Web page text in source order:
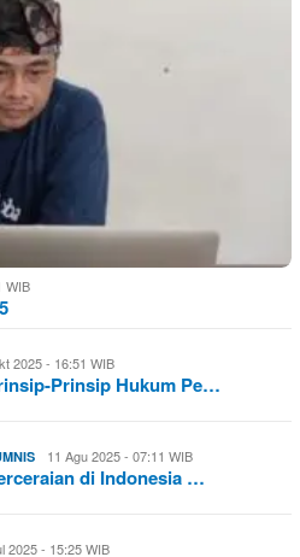
WIB
2025 - 16:51 WIB
Prinsip Hukum Pe…
11 Agu 2025 - 07:11 WIB
di Indonesia …
2025 - 15:25 WIB